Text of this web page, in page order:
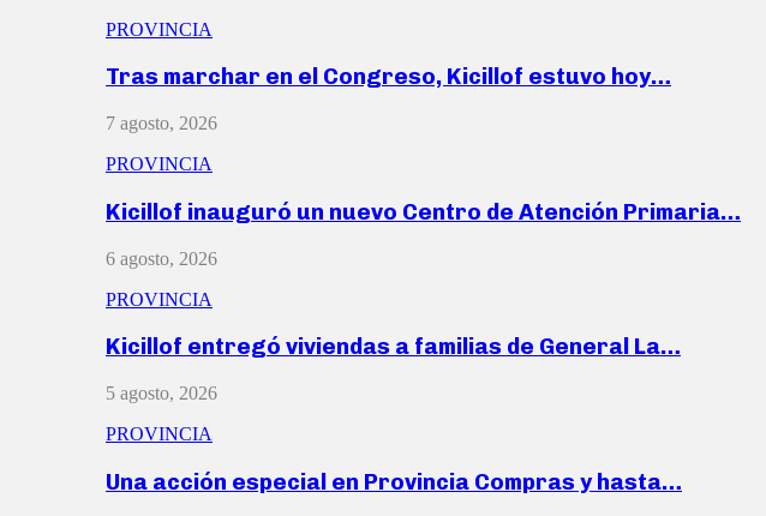
PROVINCIA
Tras marchar en el Congreso, Kicillof estuvo hoy…
7 agosto, 2026
PROVINCIA
Kicillof inauguró un nuevo Centro de Atención Primaria…
6 agosto, 2026
PROVINCIA
Kicillof entregó viviendas a familias de General La…
5 agosto, 2026
PROVINCIA
Una acción especial en Provincia Compras y hasta…